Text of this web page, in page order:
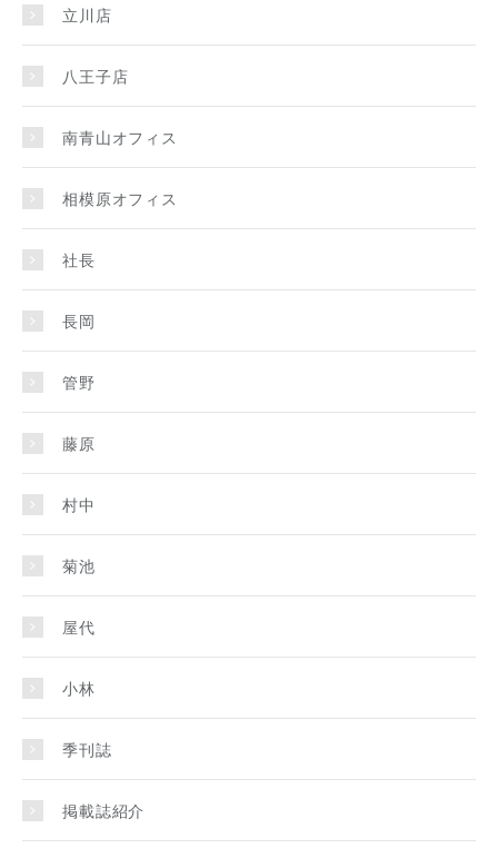
立川店
八王子店
南青山オフィス
相模原オフィス
社長
長岡
管野
藤原
村中
菊池
屋代
小林
季刊誌
掲載誌紹介